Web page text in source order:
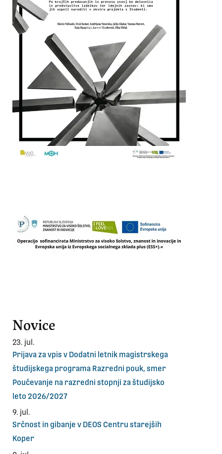
Novice
23. jul.
Prijava za vpis v Dodatni letnik magistrskega
študijskega programa Razredni pouk, smer
Poučevanje na razredni stopnji za študijsko
leto 2026/2027
9. jul.
Srčnost in gibanje v DEOS Centru starejših
Koper